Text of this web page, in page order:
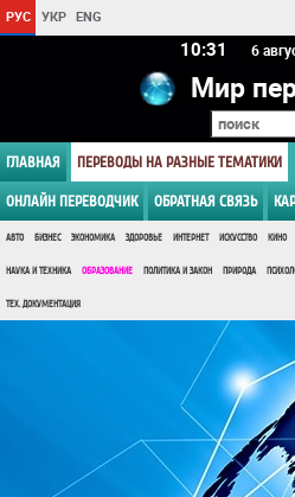
РУС УКР ENG
10:31 6
Мир
ГЛАВНАЯ ПЕРЕВОДЫ НА РАЗНЫЕ ТЕМАТИКИ
ОНЛАЙН ПЕРЕВОДЧИК ОБРАТНАЯ СВЯЗЬ
АВТО БИЗНЕС ЭКОНОМИКА ЗДОРОВЬЕ ИНТЕРНЕТ ИСКУССТВО КИНО
НАУКА И ТЕХНИКА ОБРАЗОВАНИЕ ПОЛИТИКА И ЗАКОН ПРИРОДА
ТЕХ. ДОКУМЕНТАЦИЯ